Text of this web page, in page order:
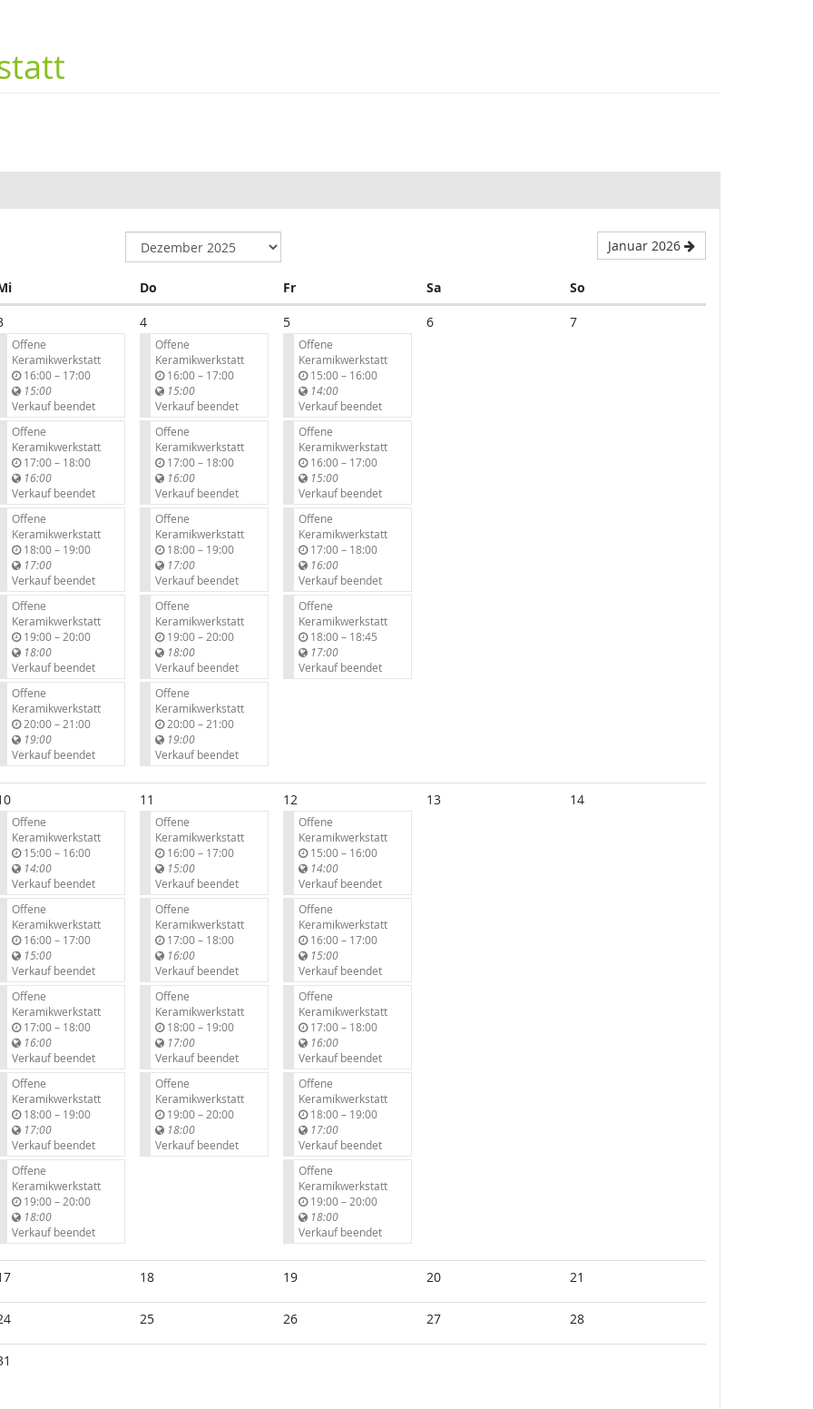
Januar 2026
Mittwoch Do FrFreitag SaSamstag So
Offene
Keramikwerkstatt
16:00–b
s
17:00
15:00
Verkauf beendet
Offene
Keramikwerkstatt
17:00–b
s
18:00
16:00
Verkauf beendet
Offene
Keramikwerkstatt
18:00–b
s
19:00
17:00
Verkauf beendet
Offene
Keramikwerkstatt
19:00–b
s
20:00
18:00
Verkauf beendet
Offene
Keramikwerkstatt
20:00–b
s
21:00
19:00
Verkauf beendet
4
Offene
Keramikwerkstatt
16:00–b
s
17:00
15:00
Verkauf beendet
Offene
Keramikwerkstatt
17:00–b
s
18:00
16:00
Verkauf beendet
Offene
Keramikwerkstatt
18:00–b
s
19:00
17:00
Verkauf beendet
Offene
Keramikwerkstatt
19:00–b
s
20:00
18:00
Verkauf beendet
Offene
Keramikwerkstatt
20:00–b
s
21:00
19:00
Verkauf beendet
5
Offene
Keramikwerkstatt
15:00–b
s
16:00
14:00
Verkauf beendet
Offene
Keramikwerkstatt
16:00–b
s
17:00
15:00
Verkauf beendet
Offene
Keramikwerkstatt
17:00–b
s
18:00
16:00
Verkauf beendet
Offene
Keramikwerkstatt
18:00–b
s
18:45
17:00
Verkauf beendet
6 7
Offene
Keramikwerkstatt
15:00–b
s
16:00
14:00
Verkauf beendet
Offene
Keramikwerkstatt
16:00–b
s
17:00
15:00
Verkauf beendet
Offene
Keramikwerkstatt
17:00–b
s
18:00
16:00
Verkauf beendet
Offene
Keramikwerkstatt
18:00–b
s
19:00
17:00
Verkauf beendet
Offene
Keramikwerkstatt
19:00–b
s
20:00
18:00
Verkauf beendet
11
Offene
Keramikwerkstatt
16:00–b
s
17:00
15:00
Verkauf beendet
Offene
Keramikwerkstatt
17:00–b
s
18:00
16:00
Verkauf beendet
Offene
Keramikwerkstatt
18:00–b
s
19:00
17:00
Verkauf beendet
Offene
Keramikwerkstatt
19:00–b
s
20:00
18:00
Verkauf beendet
12
Offene
Keramikwerkstatt
15:00–b
s
16:00
14:00
Verkauf beendet
Offene
Keramikwerkstatt
16:00–b
s
17:00
15:00
Verkauf beendet
Offene
Keramikwerkstatt
17:00–b
s
18:00
16:00
Verkauf beendet
Offene
Keramikwerkstatt
18:00–b
s
19:00
17:00
Verkauf beendet
Offene
Keramikwerkstatt
19:00–b
s
20:00
18:00
Verkauf beendet
13 14
18 19 20 21
25 26 27 28